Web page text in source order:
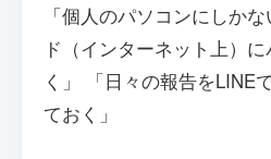
「個人のパソコンにしか
ド（インターネット上）
く」 「日々の報告をLINE
ておく」